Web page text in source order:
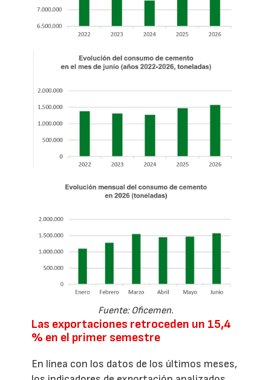
Fuente: Oficemen.
Las exportaciones retroceden un 15,4
% en el primer semestre
En línea con los datos de los últimos meses,